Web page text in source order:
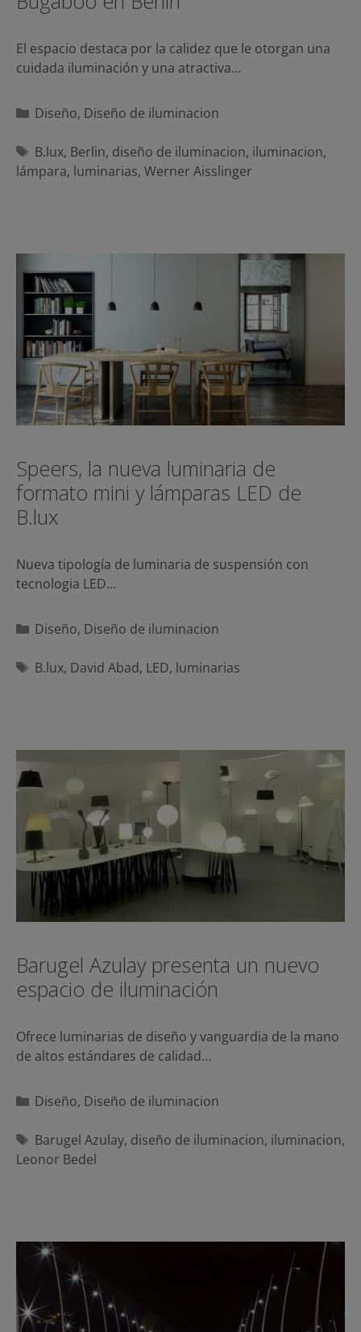
El espacio destaca por la calidez que le otorgan una
cuidada iluminación y una atractiva…
Categorías
Diseño, Diseño de iluminacion
Etiquetas
B.lux, Berlin, diseño de iluminacion, iluminacion,
lámpara, luminarias, Werner Aisslinger
Speers, la nueva luminaria de
formato mini y lámparas LED de
B.lux
Nueva tipología de luminaria de suspensión con
tecnologia LED…
Categorías
Diseño, Diseño de iluminacion
Etiquetas
B.lux, David Abad, LED, luminarias
Barugel Azulay presenta un nuevo
espacio de iluminación
Ofrece luminarias de diseño y vanguardia de la mano
de altos estándares de calidad…
Categorías
Diseño, Diseño de iluminacion
Etiquetas
Barugel Azulay, diseño de iluminacion, iluminacion,
Leonor Bedel